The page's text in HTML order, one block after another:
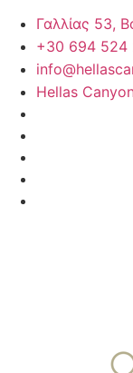
Γαλλίας 53,
+30 694 524
Hellas